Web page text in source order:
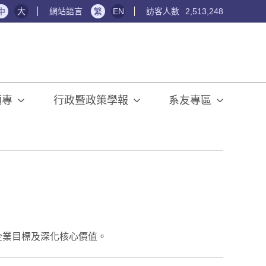
大 網站語言 繁 EN 訪客人數 2,513,248
行政暨政策學報 系友專區
目標及深化核心價值。